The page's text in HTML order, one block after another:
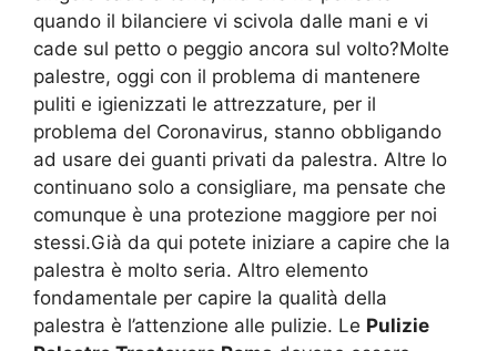
quando il bilanciere vi scivola dalle mani e vi
cade sul petto o peggio ancora sul volto?Molte
palestre, oggi con il problema di mantenere
puliti e igienizzati le attrezzature, per il
problema del Coronavirus, stanno obbligando
ad usare dei guanti privati da palestra. Altre lo
continuano solo a consigliare, ma pensate che
comunque è una protezione maggiore per noi
stessi.Già da qui potete iniziare a capire che la
palestra è molto seria. Altro elemento
fondamentale per capire la qualità della
palestra è l’attenzione alle pulizie. Le Pulizie